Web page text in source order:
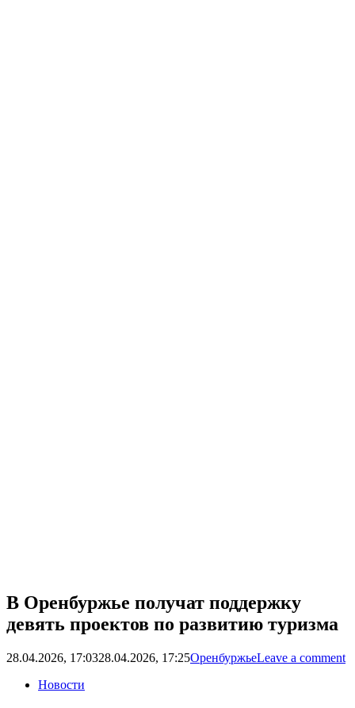
В Оренбуржье получат поддержку
девять проектов по развитию туризма
28.04.2026, 17:0328.04.2026, 17:25ОренбуржьеLeave a comment
Новости